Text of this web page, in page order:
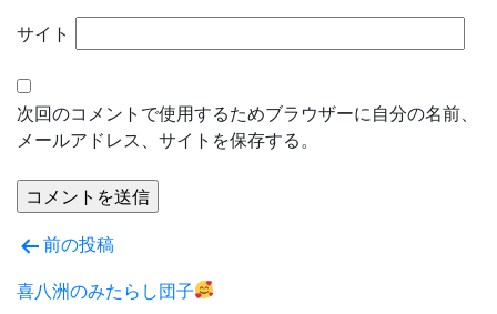
サイト
次回のコメントで使用するためブラウザーに自分の名前、
メールアドレス、サイトを保存する。
投
稿
前の投稿
喜八洲のみたらし団子